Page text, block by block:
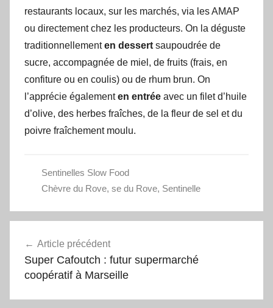
restaurants locaux, sur les marchés, via les AMAP
ou directement chez les producteurs. On la déguste
traditionnellementen dessert saupoudrée de
sucre, accompagnée de miel, de fruits (frais, en
confiture ou en coulis) ou de rhum brun. On
l’apprécie égalementen entrée avec un filet d’huile
d’olive, des herbes fraîches, de la fleur de sel et du
poivre fraîchement moulu.
Sentinelles Slow Food
Chèvre du Rove, se du Rove, Sentinelle
de
l’article
Article précédent
Super Cafoutch : futur supermarché
coopératif à Marseille